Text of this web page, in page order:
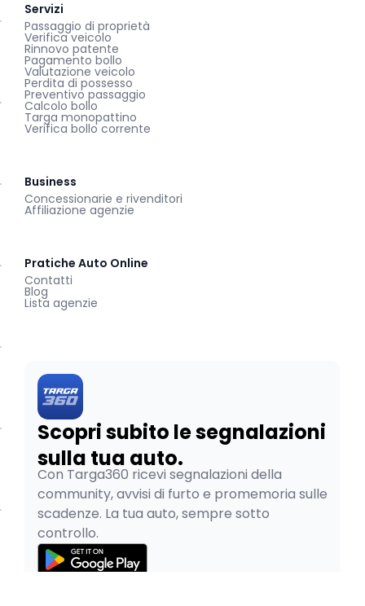
Servizi
Passaggio di proprietà
Verifica veicolo
Rinnovo patente
Pagamento bollo
Valutazione veicolo
Perdita di possesso
Preventivo passaggio
Calcolo bollo
Targa monopattino
Verifica bollo corrente
Business
Concessionarie e rivenditori
Affiliazione agenzie
Pratiche Auto Online
Contatti
Blog
Lista agenzie
Scopri subito le segnalazioni
sulla tua auto.
Con Targa360 ricevi segnalazioni della
community, avvisi di furto e promemoria sulle
scadenze. La tua auto, sempre sotto
controllo.